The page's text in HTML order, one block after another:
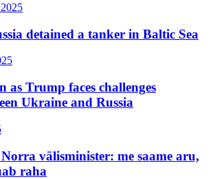
detained a tanker in Baltic Sea
as Trump faces challenges
Ukraine and Russia
välisminister: me saame aru,
raha